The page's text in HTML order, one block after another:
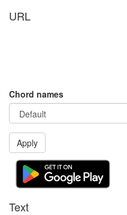
URL
Chord names
Apply
Text